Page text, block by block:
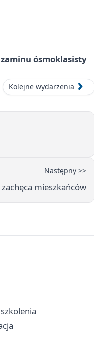
ósmoklasisty
Kolejne wydarzenia
Następny >>
mieszkańców